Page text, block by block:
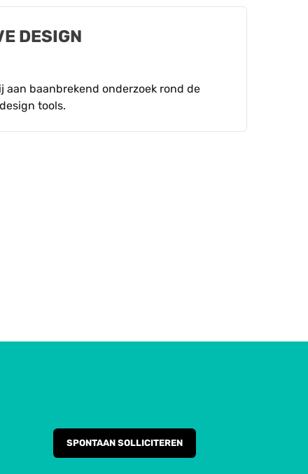
DESIGN
aan baanbrekend onderzoek rond de
tools.
SPONTAAN SOLLICITEREN